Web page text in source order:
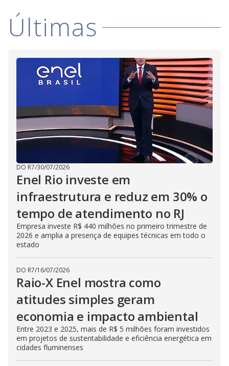
Últimas
DO R7/30/07/2026
Enel Rio investe em
infraestrutura e reduz em 30% o
tempo de atendimento no RJ
Empresa investe R$ 440 milhões no primeiro trimestre de
2026 e amplia a presença de equipes técnicas em todo o
estado
DO R7/16/07/2026
Raio-X Enel mostra como
atitudes simples geram
economia e impacto ambiental
Entre 2023 e 2025, mais de R$ 5 milhões foram investidos
em projetos de sustentabilidade e eficiência energética em
cidades fluminenses